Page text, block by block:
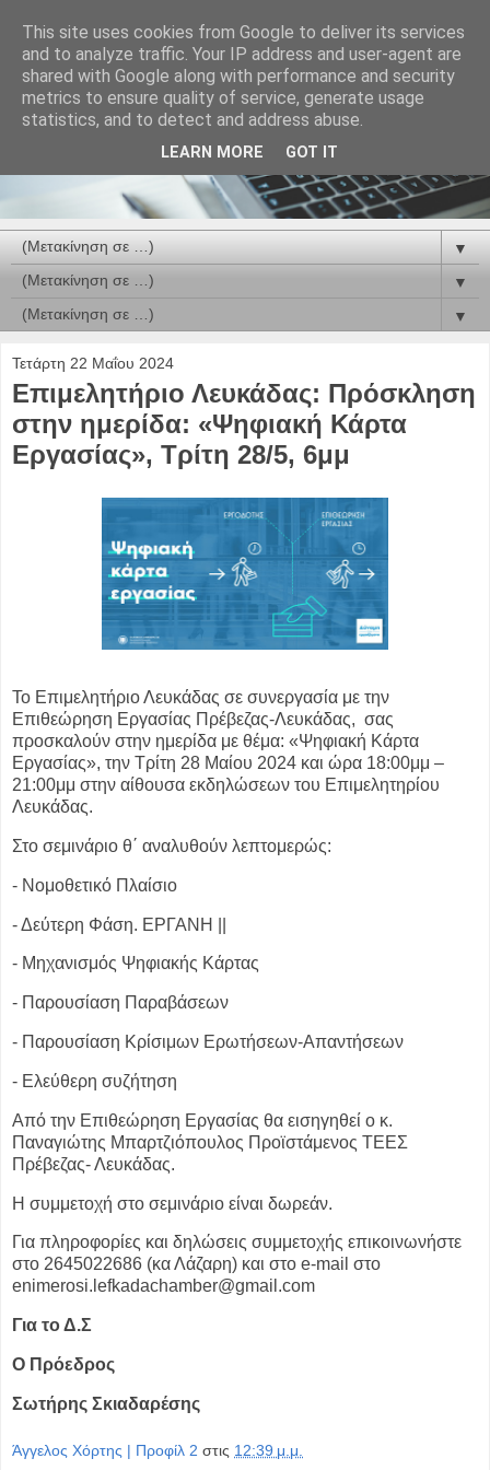
▼
▼
▼
Τετάρτη 22 Μαΐου 2024
Επιμελητήριο Λευκάδας: Πρόσκληση
στην ημερίδα: «Ψηφιακή Κάρτα
Εργασίας», Τρίτη 28/5, 6μμ
Το Επιμελητήριο Λευκάδας σε συνεργασία με την
Επιθεώρηση Εργασίας Πρέβεζας-Λευκάδας, σας
προσκαλούν στην ημερίδα με θέμα: «Ψηφιακή Κάρτα
Εργασίας», την Τρίτη 28 Μαίου 2024 και ώρα 18:00μμ –
21:00μμ στην αίθουσα εκδηλώσεων του Επιμελητηρίου
Λευκάδας.
Στο σεμινάριο θ΄ αναλυθούν λεπτομερώς:
- Νομοθετικό Πλαίσιο
- Δεύτερη Φάση. ΕΡΓΑΝΗ ||
- Μηχανισμός Ψηφιακής Κάρτας
- Παρουσίαση Παραβάσεων
- Παρουσίαση Κρίσιμων Ερωτήσεων-Απαντήσεων
- Ελεύθερη συζήτηση
Από την Επιθεώρηση Εργασίας θα εισηγηθεί ο κ.
Παναγιώτης Μπαρτζιόπουλος Προϊστάμενος ΤΕΕΣ
Πρέβεζας- Λευκάδας.
Η συμμετοχή στο σεμινάριο είναι δωρεάν.
Για πληροφορίες και δηλώσεις συμμετοχής επικοινωνήστε
στο 2645022686 (κα Λάζαρη) και στο e-mail στο
enimerosi.lefkadachamber@gmail.com
Για το Δ.Σ
Ο Πρόεδρος
Σωτήρης Σκιαδαρέσης
Άγγελος Χόρτης | Προφίλ 2 στις 12:39 μ.μ.
This site uses cookies from Google to deliver its services
and to analyze traffic. Your IP address and user-agent are
shared with Google along with performance and security
metrics to ensure quality of service, generate usage
statistics, and to detect and address abuse.
LEARN MORE GOT IT